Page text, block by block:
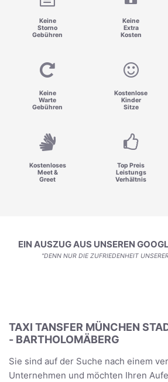
Keine
Storno
Gebühren
Keine
Extra
Kosten
Keine
Warte
Gebühren
Kostenlose
Kinder
Sitze
Kostenloses
Meet &
Greet
Top Preis
Leistungs
Verhältnis
EIN AUSZUG AUS UNSEREN
"DENN NUR DIE ZUFRIEDENHEIT
TAXI TANSFER MÜNCHEN
- BARTHOLOMÄBERG
Sie sind auf der Suche nach einem
Unternehmen und möchten Ihren